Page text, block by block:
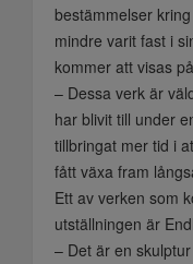
bestämmelser
mindre varit fast i
kommer att visas
– Dessa verk är
har blivit till under
tillbringat mer tid i
fått växa fram
Ett av verken som
utställningen är
– Det är en